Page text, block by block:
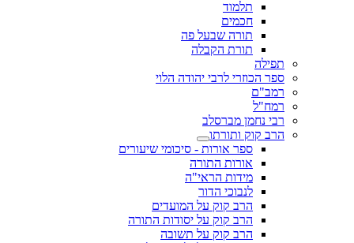
תלמוד
חכמים
תורה שבעל פה
תורת הקבלה
תפילה
ספר הכוזרי לרבי יהודה הלוי
רמב"ם
רמח"ל
רבי נחמן מברסלב
הרב קוק ותורתו
ספר אורות - סיכומי שיעורים
אורות התורה
מידות הראי"ה
לנבוכי הדור
הרב קוק על המועדים
הרב קוק על יסודות התורה
הרב קוק על תשובה